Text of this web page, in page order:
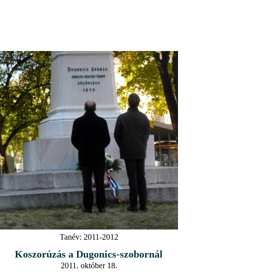
Tanév: 2011-2012
Koszorúzás a Dugonics-szobornál
2011. október 18.